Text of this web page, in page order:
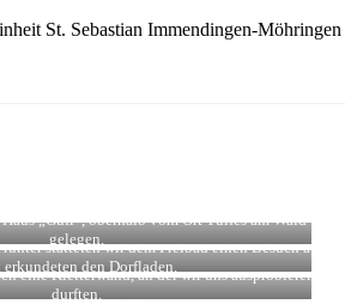
St. Sebastian Immendingen-
„Gufl“, oberhalb vom Ort Tulfes am Wald
gelegen.
statteten wir dem Freibad einen Besuch ab
erkundeten den Dorfladen.
eine Kletterwand, an der wir uns ausprobieren
durften.